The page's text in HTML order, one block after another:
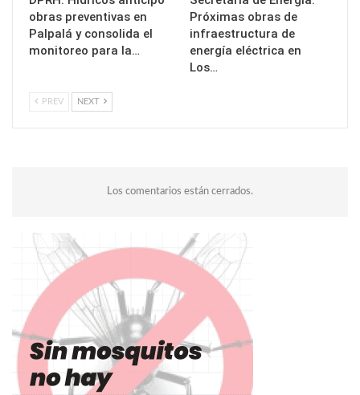
obras preventivas en
Palpalá y consolida el
monitoreo para la…
Próximas obras de
infraestructura de
energía eléctrica en
Los…
PREV NEXT
Los comentarios están cerrados.